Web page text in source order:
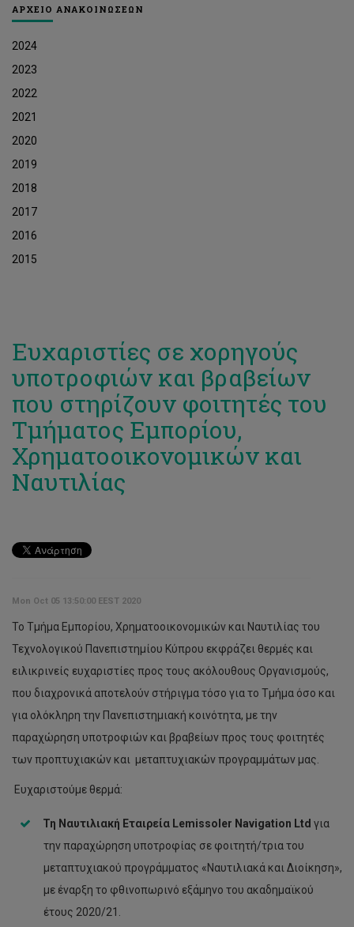
ΑΡΧΕΙΟ ΑΝΑΚΟΙΝΩΣΕΩΝ
2024
2023
2022
2021
2020
2019
2018
2017
2016
2015
Eυχαριστίες σε χορηγούς
υποτροφιών και βραβείων
που στηρίζουν φοιτητές του
Τμήματος Εμπορίου,
Χρηματοοικονομικών και
Ναυτιλίας
Mon Oct 05 13:50:00 EEST 2020
Το Τμήμα Εμπορίου, Χρηματοοικονομικών και Ναυτιλίας του
Τεχνολογικού Πανεπιστημίου Κύπρου εκφράζει θερμές και
ειλικρινείς ευχαριστίες προς τους ακόλουθους Οργανισμούς,
που διαχρονικά αποτελούν στήριγμα τόσο για το Τμήμα όσο και
για ολόκληρη την Πανεπιστημιακή κοινότητα, με την
παραχώρηση υποτροφιών και βραβείων προς τους φοιτητές
των προπτυχιακών και μεταπτυχιακών προγραμμάτων μας.
Ευχαριστούμε θερμά:
Τη Ναυτιλιακή Εταιρεία Lemissoler Navigation Ltd για
την παραχώρηση υποτροφίας σε φοιτητή/τρια του
μεταπτυχιακού προγράμματος «Ναυτιλιακά και Διοίκηση»,
με έναρξη το φθινοπωρινό εξάμηνο του ακαδημαϊκού
έτους 2020/21.